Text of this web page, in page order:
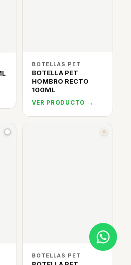
BOTELLAS PET
BOTELLA PET
HOMBRO RECTO
100ML
VER PRODUCTO →
BOTELLAS PET